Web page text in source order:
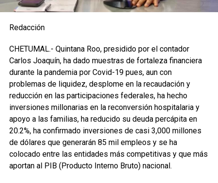
Redacción
CHETUMAL.- Quintana Roo, presidido por el contador
Carlos Joaquín, ha dado muestras de fortaleza financiera
durante la pandemia por Covid-19 pues, aun con
problemas de liquidez, desplome en la recaudación y
reducción en las participaciones federales, ha hecho
inversiones millonarias en la reconversión hospitalaria y
apoyo a las familias, ha reducido su deuda percápita en
20.2%, ha confirmado inversiones de casi 3,000 millones
de dólares que generarán 85 mil empleos y se ha
colocado entre las entidades más competitivas y que más
aportan al PIB (Producto Interno Bruto) nacional.